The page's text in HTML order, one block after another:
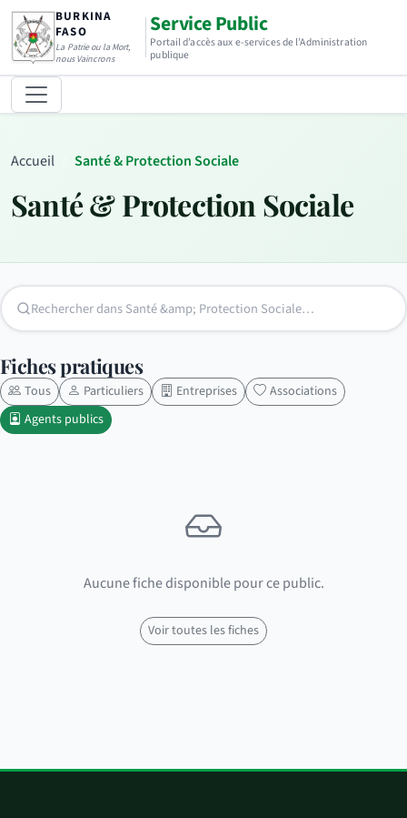
BURKINA
FASO
La Patrie ou la Mort,
nous Vaincrons
Service Public
Portail d’accès aux e-services de l’Administration
publique
Accueil Santé & Protection Sociale
Santé & Protection Sociale
Fiches pratiques
Tous Particuliers Entreprises
Associations
Agents publics
Aucune fiche disponible pour ce public.
Voir toutes les fiches